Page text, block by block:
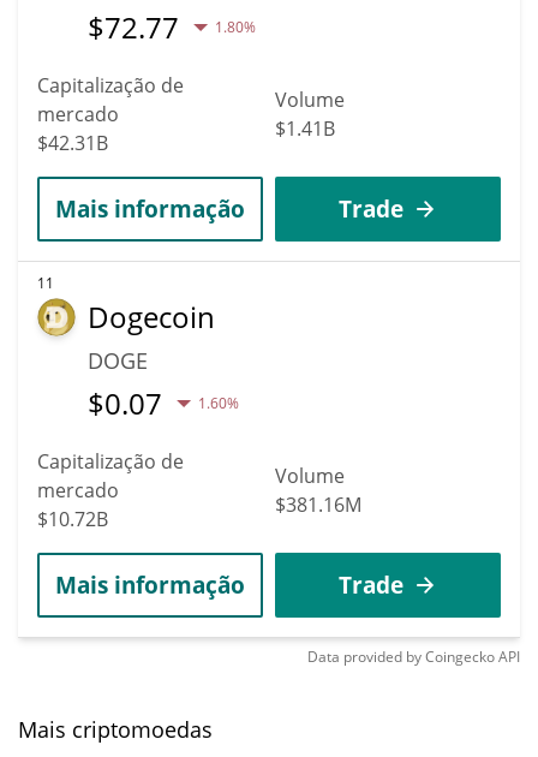
$72.77 1.80%
Capitalização de
mercado
$42.31B
Volume
$1.41B
Mais informação Trade
11
Dogecoin
DOGE
$0.07 1.60%
Capitalização de
mercado
$10.72B
Volume
$381.16M
Mais informação Trade
Data provided byCoingeckoAPI
Mais criptomoedas